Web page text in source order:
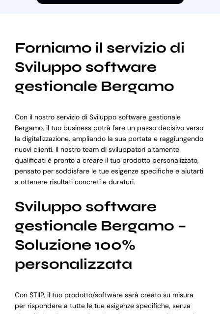
Forniamo il servizio di
Sviluppo software
gestionale Bergamo
Con il nostro servizio di Sviluppo software gestionale
Bergamo, il tuo business potrà fare un passo decisivo verso
la digitalizzazione, ampliando la sua portata e raggiungendo
nuovi clienti. Il nostro team di sviluppatori altamente
qualificati è pronto a creare il tuo prodotto personalizzato,
pensato per soddisfare le tue esigenze specifiche e aiutarti
a ottenere risultati concreti e duraturi.
Sviluppo software
gestionale Bergamo –
Soluzione 100%
personalizzata
Con STIIP, il tuo prodotto/software sarà creato su misura
per rispondere a tutte le tue esigenze specifiche, senza